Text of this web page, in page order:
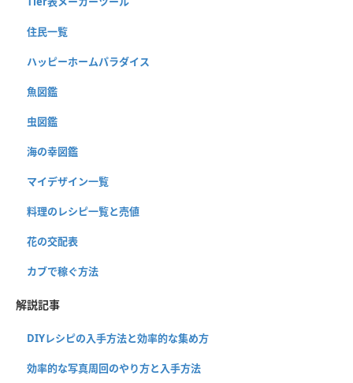
住民一覧
ハッピーホームパラダイス
魚図鑑
虫図鑑
海の幸図鑑
マイデザイン一覧
料理のレシピ一覧と売値
花の交配表
カブで稼ぐ方法
解説記事
DIYレシピの入手方法と効率的な集め方
効率的な写真周回のやり方と入手方法